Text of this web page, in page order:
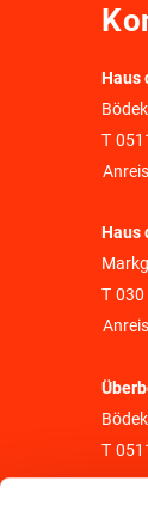
Haus
T
Haus
T 030
T